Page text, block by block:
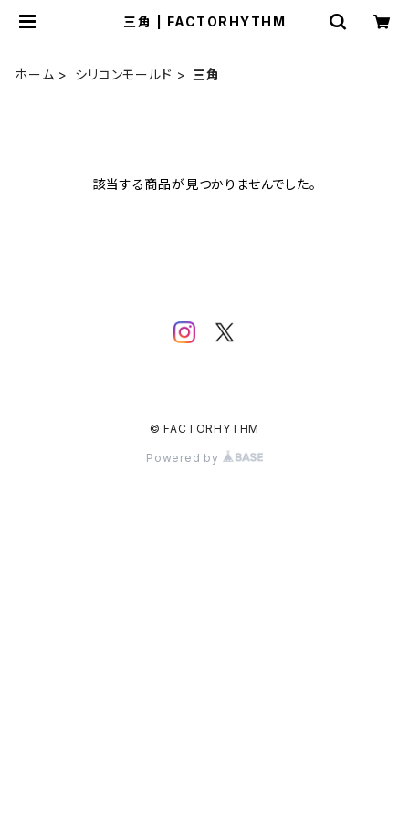
三角 | FACTORHYTHM
ホーム シリコンモールド 三角
該当する商品が見つかりませんでした。
© FACTORHYTHM
Powered by